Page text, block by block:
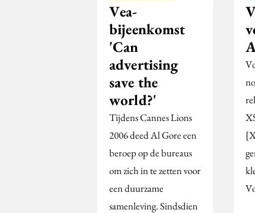
Vea-
bijeenkomst
'Can
advertising
save the
world?'
Tijdens Cannes Lions
2006 deed Al Gore een
beroep op de bureaus
om zich in te zetten voor
een duurzame
samenleving. Sindsdien